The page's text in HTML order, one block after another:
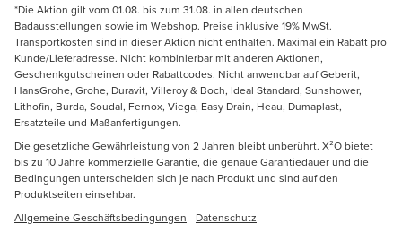
*Die Aktion gilt vom 01.08. bis zum 31.08. in allen deutschen
Badausstellungen sowie im Webshop. Preise inklusive 19% MwSt.
Transportkosten sind in dieser Aktion nicht enthalten. Maximal ein Rabatt pro
Kunde/Lieferadresse. Nicht kombinierbar mit anderen Aktionen,
Geschenkgutscheinen oder Rabattcodes. Nicht anwendbar auf Geberit,
HansGrohe, Grohe, Duravit, Villeroy & Boch, Ideal Standard, Sunshower,
Lithofin, Burda, Soudal, Fernox, Viega, Easy Drain, Heau, Dumaplast,
Ersatzteile und Maßanfertigungen.
Die gesetzliche Gewährleistung von 2 Jahren bleibt unberührt. X²O bietet
bis zu 10 Jahre kommerzielle Garantie, die genaue Garantiedauer und die
Bedingungen unterscheiden sich je nach Produkt und sind auf den
Produktseiten einsehbar.
Allgemeine Geschäftsbedingungen - Datenschutz